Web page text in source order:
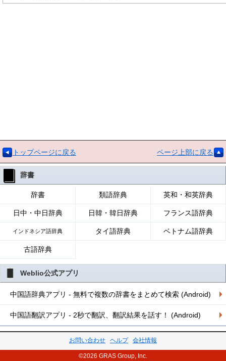
トップページに戻る ページ上部に戻る
辞書
辞書 類語辞典 英和・和英辞典
日中・中日辞典 日韓・韓日辞典 フランス語辞典
インドネシア語辞典 タイ語辞典 ベトナム語辞典
古語辞典
Weblio公式アプリ
中国語辞典アプリ - 無料で複数の辞書をまとめて検索 (Android)
中国語翻訳アプリ - 2秒で翻訳、翻訳結果を話す！ (Android)
お問い合わせ ヘルプ 会社情報
©2026 GRAS Group, Inc.